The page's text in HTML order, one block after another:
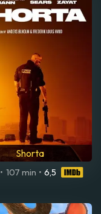
Shorta
• 107 min • 6,5